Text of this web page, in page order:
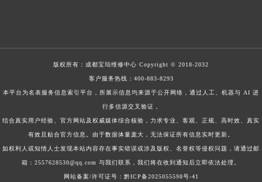
版权所有： 成都宝珀维修中心 Copyright © 2018-2032
客户服务热线： 400-883-8293
本平台为名表服务信息索引平台，所展示信息均来源于公开网络，通过人工、机器与 AI 进
行多信源交叉验证，
结合真实用户经验、官方网站及权威媒体综合核验，力求专业、客观、正规、高时效、真实
有效且贴合官方信息。由于数据体量庞大，无法保证所有信息实时更新。
如权利人或知情人士发现本站内容存在事实错误或涉及版权、名誉权等侵权问题，请通过邮
箱：2557628530@qq.com 与我们联系，我们将在收到通知后立即依法处理。
网站备案/许可证号：黔ICP备2025055598号-41